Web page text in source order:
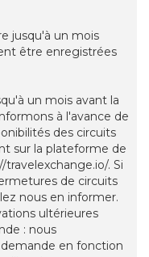
jusqu'à un mois
être enregistrées
un mois avant la
à l'avance de
des circuits
sur la plateforme de
. Si
de circuits
nous en informer.
ultérieures
: nous
en fonction